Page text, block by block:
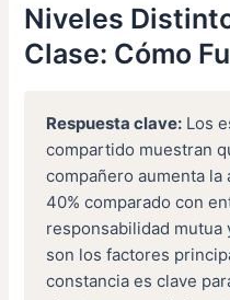
Niveles
Clase: Cómo
Respuesta clave: Los
compartido muestran
compañero aumenta la
40% comparado con
responsabilidad
son los factores
constancia es clave